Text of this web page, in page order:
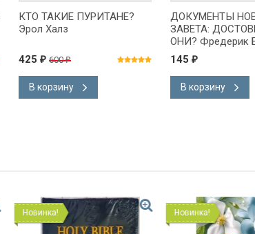
КТО ТАКИЕ ПУРИТАНЕ?
Эрол Халз
425 ₽ 600₽
В корзину
ДОКУМЕНТЫ
ЗАВЕТА:
ОНИ? Фредерик
145 ₽
В корзину
Новинка! Новинка!